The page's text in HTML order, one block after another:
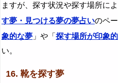
ますが、探す状況や探す場所に
す夢・見つける夢の夢占いのペ
象的な夢 」や「 探す場所が印象
い。
16. 靴を探す夢